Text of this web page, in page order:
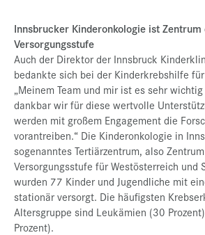
Innsbrucker Kinderonkologie ist
Versorgungsstufe
Auch der Direktor der Innsbruck
bedankte sich bei der Kinderkrebshilfe
„Meinem Team und mir ist es sehr
dankbar wir für diese wertvolle
werden mit großem Engagement die
vorantreiben.“ Die Kinderonkologie in
sogenanntes Tertiärzentrum, also
Versorgungsstufe für Westösterreich und
wurden 77 Kinder und Jugendliche mit
stationär versorgt. Die häufigsten
Altersgruppe sind Leukämien (30
Prozent).